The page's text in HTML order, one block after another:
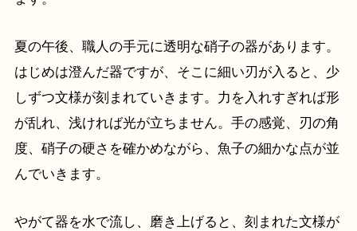
夏の午後、職人の手元に透明な硝子の器があります。
はじめは澄んだ器ですが、そこに細い刃が入ると、少
しずつ文様が刻まれていきます。力を入れすぎれば形
が乱れ、浅ければ光が立ちません。手の感覚、刃の角
度、硝子の硬さを確かめながら、魚子の細かな点が並
んでいきます。
やがて器を水で流し、磨き上げると、刻まれた文様が